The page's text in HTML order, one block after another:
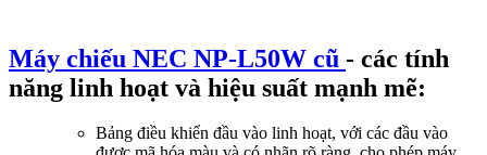
Máy chiếu NEC NP-L50W cũ - các tính
năng linh hoạt và hiệu suất mạnh mẽ:
Bảng điều khiển đầu vào linh hoạt, với các đầu vào